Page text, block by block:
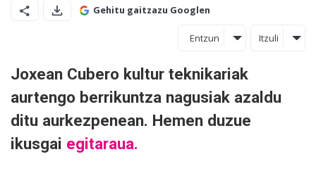
Gehitu gaitzazu Googlen
Entzun Itzuli
Joxean Cubero kultur teknikariak
aurtengo berrikuntza nagusiak azaldu
ditu aurkezpenean. Hemen duzue
ikusgai egitaraua.